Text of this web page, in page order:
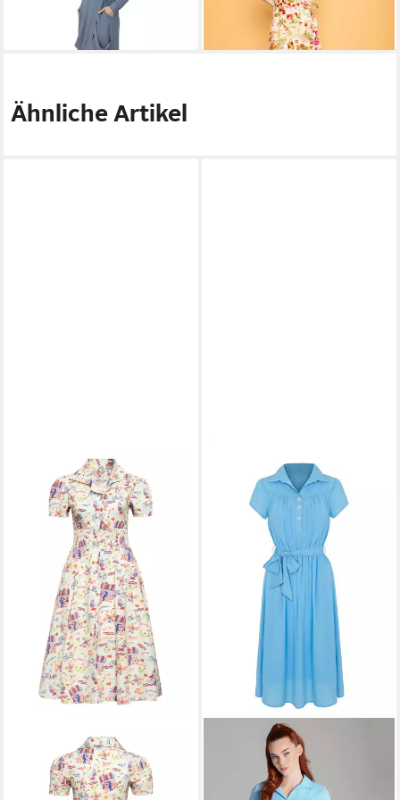
Ähnliche Artikel